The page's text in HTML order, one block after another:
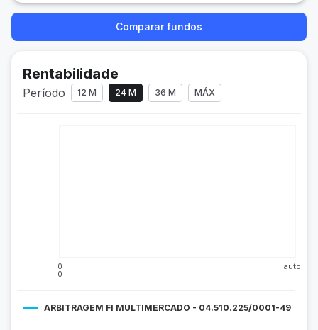
Comparar fundos
Rentabilidade
Período 12 M 24 M 36 M MÁX
0
0
auto
ARBITRAGEM FI MULTIMERCADO - 04.510.225/0001-49